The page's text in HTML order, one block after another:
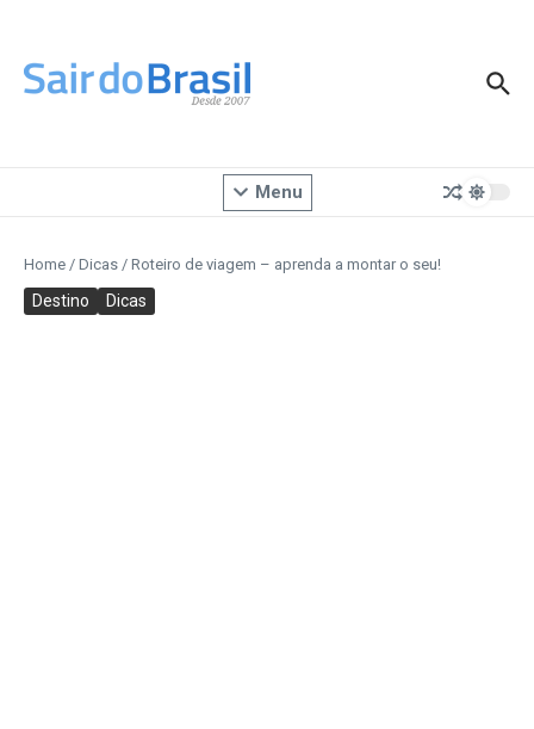
Menu
Home / Dicas / Roteiro de viagem – aprenda a montar o seu!
Destino Dicas